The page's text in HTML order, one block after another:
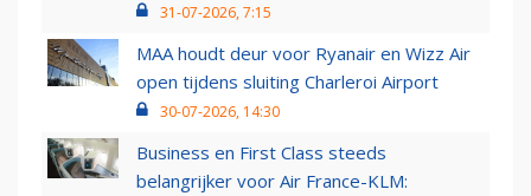
31-07-2026, 7:15
MAA houdt deur voor Ryanair en Wizz Air
open tijdens sluiting Charleroi Airport
30-07-2026, 14:30
Business en First Class steeds
belangrijker voor Air France-KLM: